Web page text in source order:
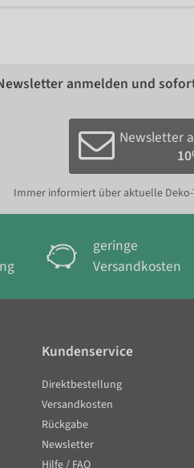
anmelden und
Newsletter
Immer informiert über aktuelle
geringe
Versandkosten
Kundenservice
Direktbestellung
Versandkosten
Rückgabe
Newsletter